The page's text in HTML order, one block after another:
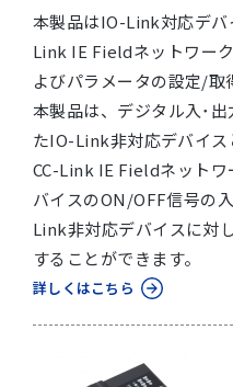
本製品はIO-Link対応デバ
Link IE Fieldネットワー
よびパラメータの設定/取
本製品は、デジタル入･
たIO-Link非対応デバイス
CC-Link IE Fieldネット
バイスのON/OFF信号の
Link非対応デバイスに対
することができます。
詳しくはこちら